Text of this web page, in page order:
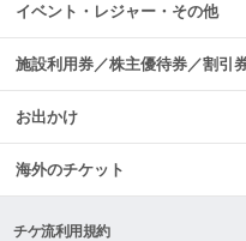
イベント・レジャー・その他
施設利用券／株主優待券／割引
お出かけ
海外のチケット
チケ流利用規約